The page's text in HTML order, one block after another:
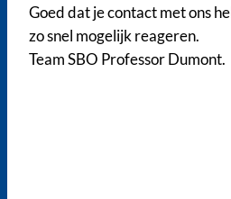
Goed dat je contact met ons
zo snel mogelijk reageren.
Team SBO Professor Dumont.